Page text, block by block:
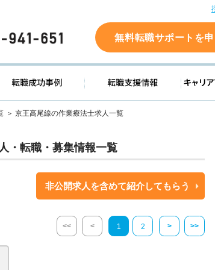
0120-941-651 無料転職サポートを
検索 転職成功事例 転職支援
京王高尾線の作業療法士求人一覧
・転職・募集情報一覧
非公開求人を含めて紹介してもらう
<< < 1 2 > >>